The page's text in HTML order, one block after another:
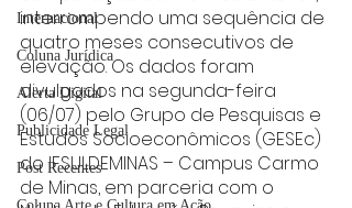
Internacional
Coluna Jurídica
Alerta Digital
Publicidade Legal
Post Recentes
interrompendo uma sequência de
quatro meses consecutivos de
elevação. Os dados foram
divulgados na segunda-feira
(06/07) pelo Grupo de Pesquisas e
Estudos Socioeconômicos (GESEc)
do IFSULDEMINAS – Campus Carmo
de Minas, em parceria com o